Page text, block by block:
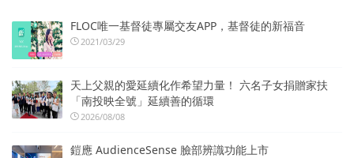
FLOC唯一基督徒專屬交友APP，基督徒的新福音
2021/03/29
天上父親的愛延續化作希望力量！ 六名子女捐贈家扶
「南投映全號」延續善的循環
2026/08/08
鎧應 AudienceSense 臉部辨識功能上市